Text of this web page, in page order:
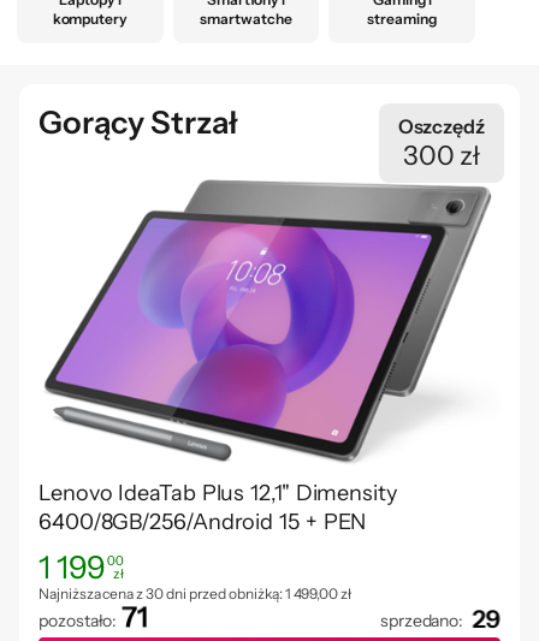
komputery
smartwatche
streaming
Gorący Strzał Oszczędź
300 zł
Lenovo IdeaTab Plus 12,1" Dimensity
6400/8GB/256/Android 15 + PEN
Cena: 1 199,00 zł
Najniższa cena z ostatnich 30 dni: 1 499,00 zł
1 19900
zł
Najniższa cena z 30 dni przed obniżką:1 499,00 zł
pozostało:
71
71
sprzedano: 29